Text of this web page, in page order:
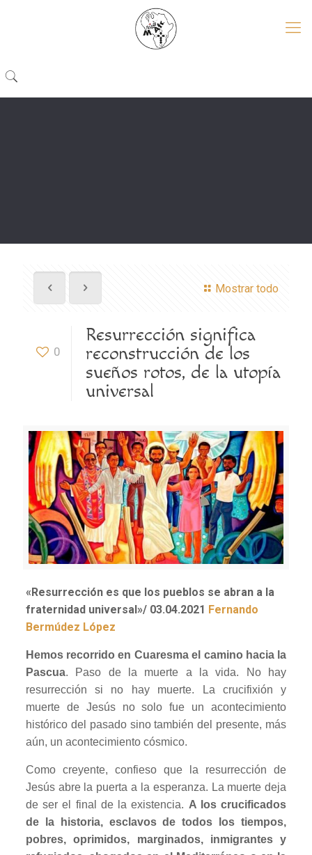
Mostrar todo
0
Resurrección significa
reconstrucción de los
sueños rotos, de la utopía
universal
«Resurrección es que los pueblos se abran a la
fraternidad universal»/ 03.04.2021 Fernando
Bermúdez López
Hemos recorrido en Cuaresma el camino hacia la
Pascua. Paso de la muerte a la vida. No hay
resurrección si no hay muerte. La crucifixión y
muerte de Jesús no solo fue un acontecimiento
histórico del pasado sino también del presente, más
aún, un acontecimiento cósmico.
Como creyente, confieso que la resurrección de
Jesús abre la puerta a la esperanza. La muerte deja
de ser el final de la existencia. A los crucificados
de la historia, esclavos de todos los tiempos,
pobres, oprimidos, marginados, inmigrantes y